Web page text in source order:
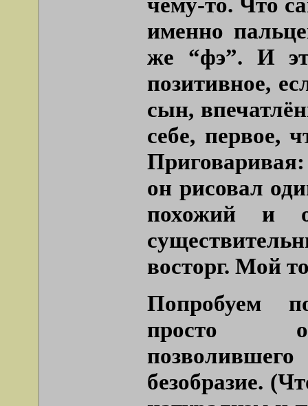
именно
же “фэ”. И
позитивное,
сын,
себе, первое,
он рисовал
похожий и
восторг. Мой
Попробуем
просто
безобразие.